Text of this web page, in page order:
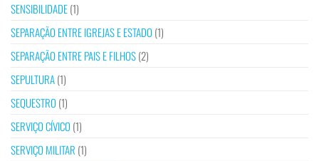
SENSIBILIDADE(1)
SEPARAÇÃO ENTRE IGREJAS E ESTADO (1)
SEPARAÇÃO ENTRE PAIS E FILHOS(2)
SEPULTURA(1)
SEQUESTRO (1)
SERVIÇO CÍVICO (1)
SERVIÇO MILITAR (1)